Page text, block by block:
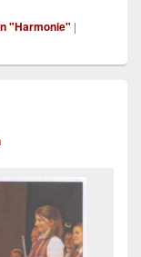
"Harmonie" |